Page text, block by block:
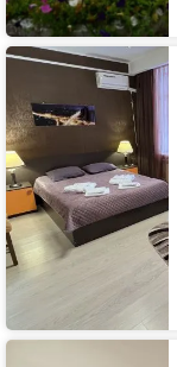
Отель
Вкус
Санаторий